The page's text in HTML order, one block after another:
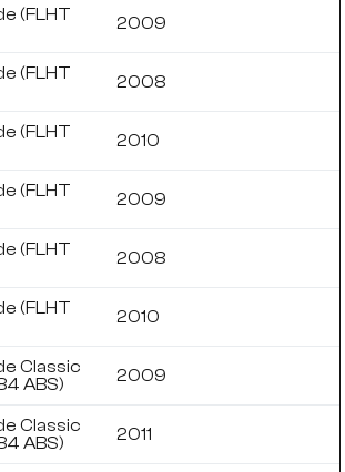
(FLHT
2009
(FLHT
2008
(FLHT
2010
(FLHT
2009
(FLHT
2008
(FLHT
2010
Classic
ABS)
2009
Classic
ABS)
2011